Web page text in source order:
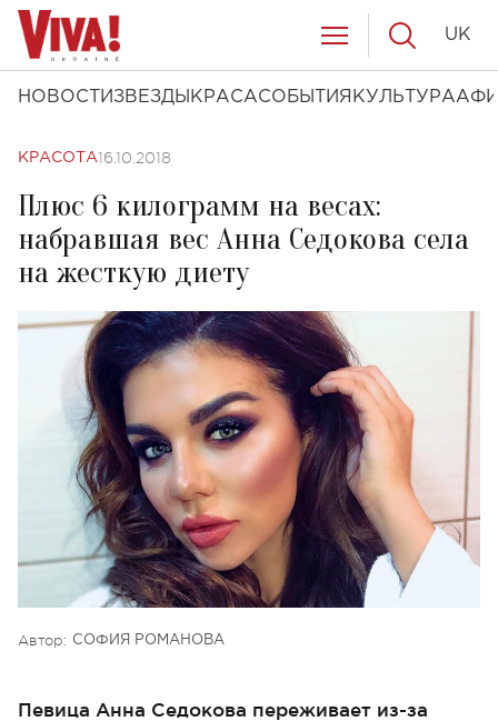
НОВОСТИ ЗВЕЗДЫ КРАСАСОБЫТИЯ КУЛЬТУРА
UK
КРАСОТА16.10.2018
Плюс 6 килограмм на весах:
набравшая вес Анна Седокова села
на жесткую диету
Автор: СОФИЯ РОМАНОВА
Певица Анна Седокова переживает из-за